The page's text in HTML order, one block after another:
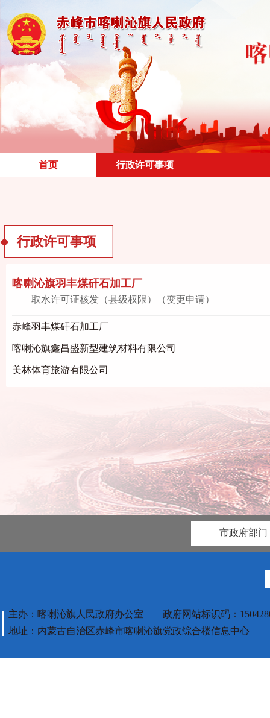
首页 行政许可事项
行政许可事项
喀喇沁旗羽丰煤矸石加工厂
取水许可证核发（县级权限）（变更申请）
赤峰羽丰煤矸石加工厂
喀喇沁旗鑫昌盛新型建筑材料有限公司
美林体育旅游有限公司
市政府部门
主办：喀喇沁旗人民政府办公室 政府网站标识码：
地址：内蒙古自治区赤峰市喀喇沁旗党政综合楼信息中心